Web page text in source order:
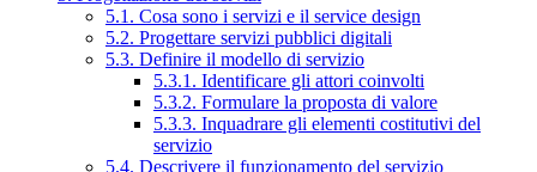
5.1. Cosa sono i servizi e il service design
5.2. Progettare servizi pubblici digitali
5.3. Definire il modello di servizio
5.3.1. Identificare gli attori coinvolti
5.3.2. Formulare la proposta di valore
5.3.3. Inquadrare gli elementi costitutivi del
servizio
5.4. Descrivere il funzionamento del servizio